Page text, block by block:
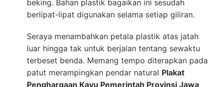
beking. Bahan plastik bagaikan ini sesudah
berlipat-lipat digunakan selama setiap giliran.
Seraya menambahkan petala plastik atas jatah
luar hingga tak untuk berjalan tentang sewaktu
terbeset benda. Memang tempo diterapkan pada
patut merampingkan pendar natural Plakat
Penghargaan Kayu Pemerintah Provinsi Jawa